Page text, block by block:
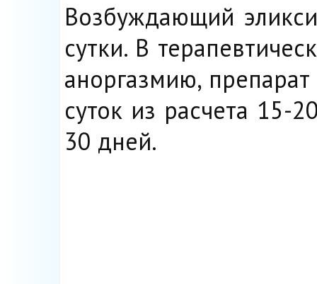
Возбуждающий
сутки. В
аноргазмию,
суток из расчета 15-
30 дней.